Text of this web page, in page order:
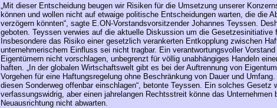
„Mit dieser Entscheidung beugen wir Risiken für die Umsetzung unserer
können und wollen nicht auf etwaige politische Entscheidungen warten, die die
verzögern könnten“, sagte E.ON-Vorstandsvorsitzender Johannes Teyssen.
geboten. Teyssen verwies auf die aktuelle Diskussion um die Gesetzesinitiative
Insbesondere das Risiko einer gesetzlich verankerten Entkopplung zwischen
unternehmerischem Einfluss sei nicht tragbar. Ein verantwortungsvoller
Eigentümern nicht vorschlagen, unbegrenzt für völlig unabhängiges Handeln
haften. „In der globalen Wirtschaftswelt gibt es bei der Auftrennung von
Vorgehen für eine Haftungsregelung ohne Beschränkung von Dauer und
diesen Sonderweg offenbar einschlagen“, betonte Teyssen. Ein solches Gesetz
verfassungswidrig, aber einen jahrelangen Rechtsstreit könne das Unternehmen
Neuausrichtung nicht abwarten.